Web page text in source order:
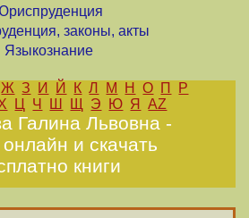
законы, акты
Языкознание
Ж З И Й К Л М Н О П
Р
Ц Ч Ш Щ Э Ю Я AZ
Галина Львовна -
онлайн и скачать
книги